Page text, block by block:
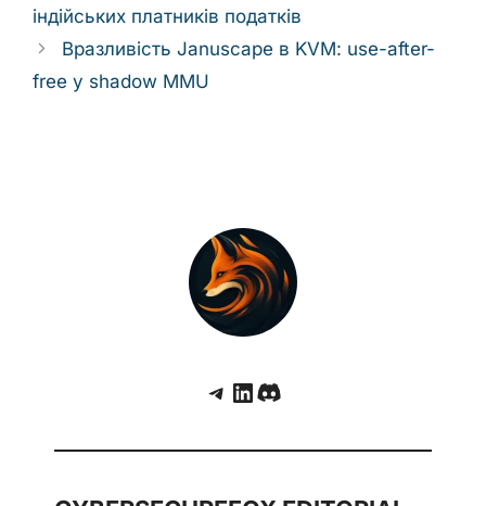
індійських платників податків
Вразливість Januscape в KVM: use-after-
free у shadow MMU
Telegram
LinkedIn
Discord